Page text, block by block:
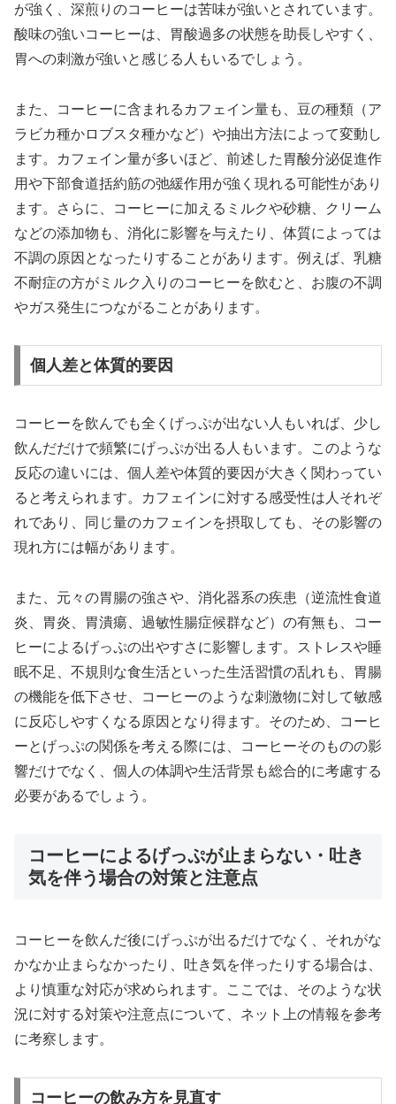
が強く、深煎りのコーヒーは苦味が強いとされています。
酸味の強いコーヒーは、胃酸過多の状態を助長しやすく、
胃への刺激が強いと感じる人もいるでしょう。
また、コーヒーに含まれるカフェイン量も、豆の種類（ア
ラビカ種かロブスタ種かなど）や抽出方法によって変動し
ます。カフェイン量が多いほど、前述した胃酸分泌促進作
用や下部食道括約筋の弛緩作用が強く現れる可能性があり
ます。さらに、コーヒーに加えるミルクや砂糖、クリーム
などの添加物も、消化に影響を与えたり、体質によっては
不調の原因となったりすることがあります。例えば、乳糖
不耐症の方がミルク入りのコーヒーを飲むと、お腹の不調
やガス発生につながることがあります。
個人差と体質的要因
コーヒーを飲んでも全くげっぷが出ない人もいれば、少し
飲んだだけで頻繁にげっぷが出る人もいます。このような
反応の違いには、個人差や体質的要因が大きく関わってい
ると考えられます。カフェインに対する感受性は人それぞ
れであり、同じ量のカフェインを摂取しても、その影響の
現れ方には幅があります。
また、元々の胃腸の強さや、消化器系の疾患（逆流性食道
炎、胃炎、胃潰瘍、過敏性腸症候群など）の有無も、コー
ヒーによるげっぷの出やすさに影響します。ストレスや睡
眠不足、不規則な食生活といった生活習慣の乱れも、胃腸
の機能を低下させ、コーヒーのような刺激物に対して敏感
に反応しやすくなる原因となり得ます。そのため、コーヒ
ーとげっぷの関係を考える際には、コーヒーそのものの影
響だけでなく、個人の体調や生活背景も総合的に考慮する
必要があるでしょう。
コーヒーによるげっぷが止まらない・吐き
気を伴う場合の対策と注意点
コーヒーを飲んだ後にげっぷが出るだけでなく、それがな
かなか止まらなかったり、吐き気を伴ったりする場合は、
より慎重な対応が求められます。ここでは、そのような状
況に対する対策や注意点について、ネット上の情報を参考
に考察します。
コーヒーの飲み方を見直す